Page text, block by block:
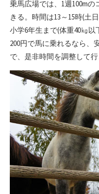
乗馬広場では、1週100m
きる。時間は13～15時(土
小学6年生まで(体重40㎏以
200円で馬に乗れるなら、
で、是非時間を調整して行